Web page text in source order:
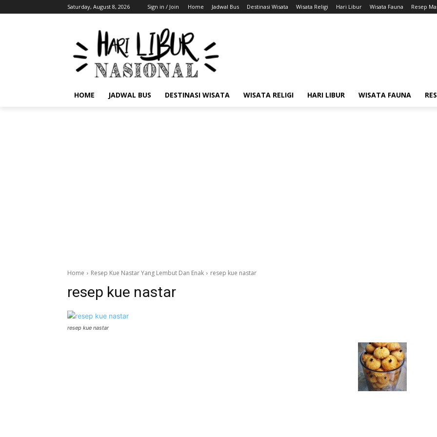
Saturday, August 8, 2026 Sign in / Join Home Jadwal Bus Destinasi Wisata Wisata Religi Hari Libur Wisata Fauna Resep
HOME JADWAL BUS DESTINASI WISATA WISATA RELIGI HARI LIBUR WISATA FAUNA
Home Resep Kue Nastar Yang Lembut Dan Enak resep kue nastar
resep kue nastar
resep kue nastar